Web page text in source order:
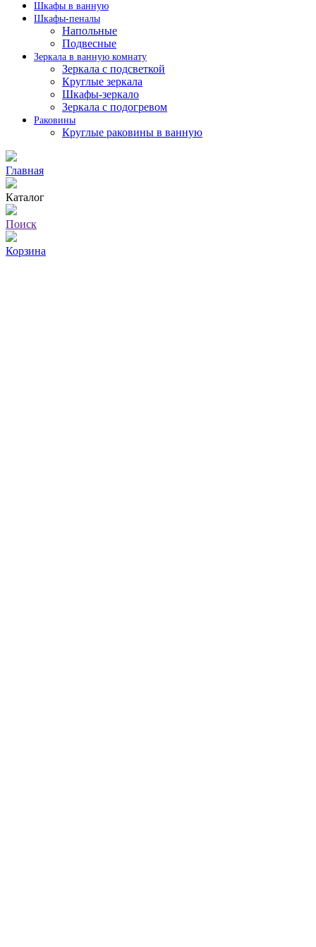
Шкафы в ванную
Шкафы-пеналы
Напольные
Подвесные
Зеркала в ванную комнату
Зеркала с подсветкой
Круглые зеркала
Шкафы-зеркало
Зеркала с подогревом
Раковины
Круглые раковины в ванную
Главная
Каталог
Поиск
Корзина